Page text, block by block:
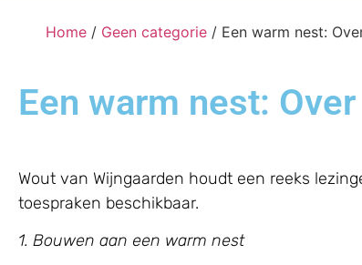
Home / Geen categorie / Een warm nest:
Een warm nest:
Wout van Wijngaarden houdt een reeks
toespraken beschikbaar.
1. Bouwen aan een warm nest